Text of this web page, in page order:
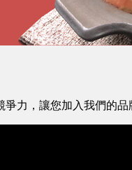
爭力，讓您加入我們的